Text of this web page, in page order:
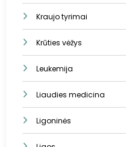
Kraujo tyrimai
Krūties vėžys
Leukemija
Liaudies medicina
Ligoninės